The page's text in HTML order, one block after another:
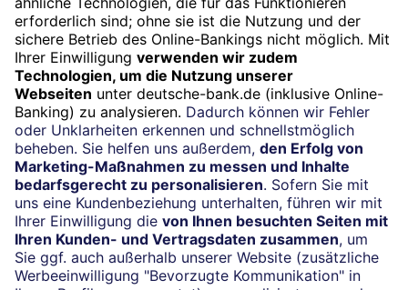
Unsere Anschrift
Deutsche Bank AG
Quartier Zukunft
Friedrichstr. 181
10117 Berlin
Mo - Fr 10:00 - 18:00 Uhr
Wichtiger Hinweis:
Unsere Samstagsöffnung startet wieder am 5.
September 2026.